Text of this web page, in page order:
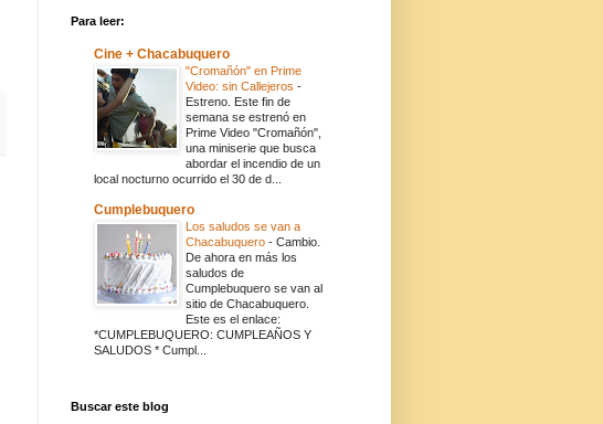
Para leer:
Cine + Chacabuquero
"Cromañón" en Prime
Video: sin Callejeros -
Estreno. Este fin de
semana se estrenó en
Prime Video "Cromañón",
una miniserie que busca
abordar el incendio de un
local nocturno ocurrido el 30 de d...
Cumplebuquero
Los saludos se van a
Chacabuquero - Cambio.
De ahora en más los
saludos de
Cumplebuquero se van al
sitio de Chacabuquero.
Este es el enlace:
*CUMPLEBUQUERO: CUMPLEAÑOS Y
SALUDOS * Cumpl...
Buscar este blog